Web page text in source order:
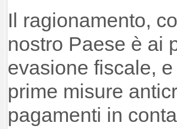
Il ragionamento,
nostro Paese è ai
evasione fiscale,
prime misure
pagamenti in